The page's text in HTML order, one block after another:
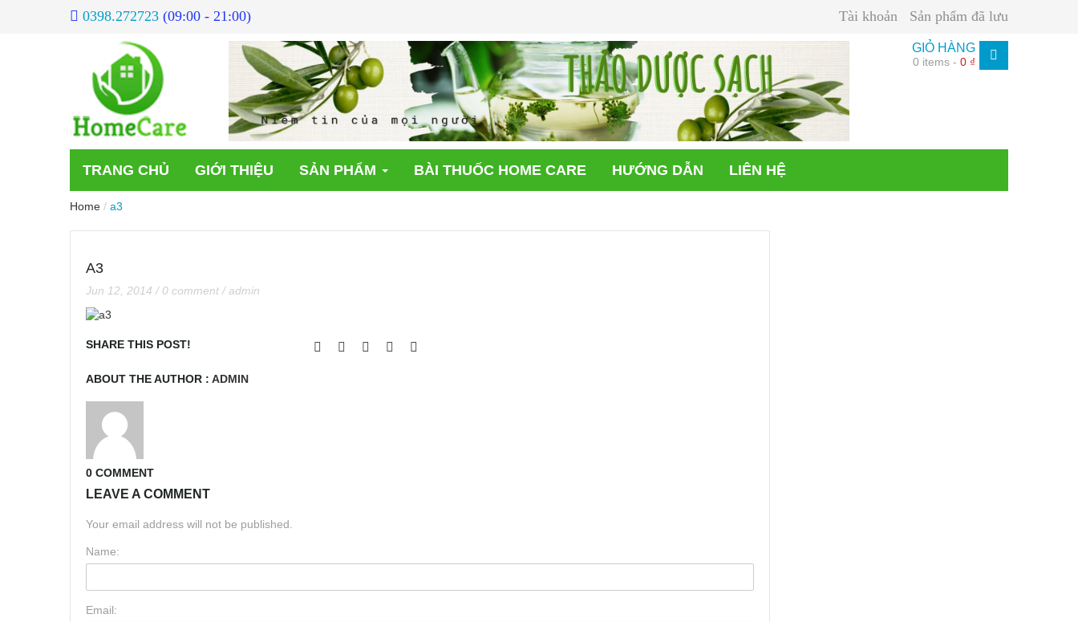
0398.272723 (09:00 - 21:00) Tài khoản Sản phẩm đã lưu
GIỎ HÀNG
0 items -0 ₫
TRANG CHỦ GIỚI THIỆU SẢN PHẨM BÀI THUỐC HOME CARE HƯỚNG DẪN LIÊN HỆ
Home / a3
A3
Jun 12, 2014 / 0 comment /admin
SHARE THIS POST!
ABOUT THE AUTHOR : ADMIN
0 COMMENT
LEAVE A COMMENT
Your email address will not be published.
Name:
Email: